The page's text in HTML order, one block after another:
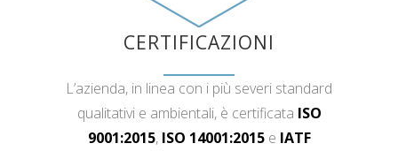
CERTIFICAZIONI
L’azienda, in linea con i più severi standard
qualitativi e ambientali, è certificata ISO
9001:2015, ISO 14001:2015e IATF